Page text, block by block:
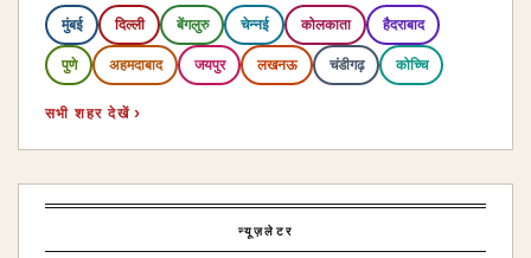
मुंबई दिल्ली बेंगलुरु चेन्नई कोलकाता हैदराबाद
पुणे अहमदाबाद जयपुर लखनऊ चंडीगढ़ कोच्चि
सभी शहर देखें ›
न्यूज़लेटर